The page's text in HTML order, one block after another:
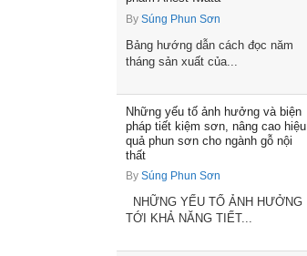
By Súng Phun Sơn
Bảng hướng dẫn cách đọc năm
tháng sản xuất của...
Những yếu tố ảnh hưởng và biện
pháp tiết kiệm sơn, nâng cao hiệu
quả phun sơn cho ngành gỗ nội
thất
By Súng Phun Sơn
NHỮNG YẾU TỐ ẢNH HƯỞNG
TỚI KHẢ NĂNG TIẾT...